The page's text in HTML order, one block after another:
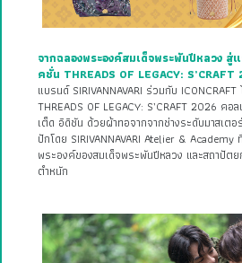
จากฉลองพระองค์สมเด็จพระพันปีหลวง สู่
คชั่น THREADS OF LEGACY:
แบรนด์ SIRIVANNAVARI ร่วมกับ
THREADS OF LEGACY: S’CRAFT 2026 คอ
เต็ด อิดิชัน ด้วยผ้าทอจากจากช่างระดับมาสเต
ปักโดย SIRIVANNAVARI Atelier & Academy
พระองค์ของสมเด็จพระพันปีหลวง และสถาปัต
ตำหนัก